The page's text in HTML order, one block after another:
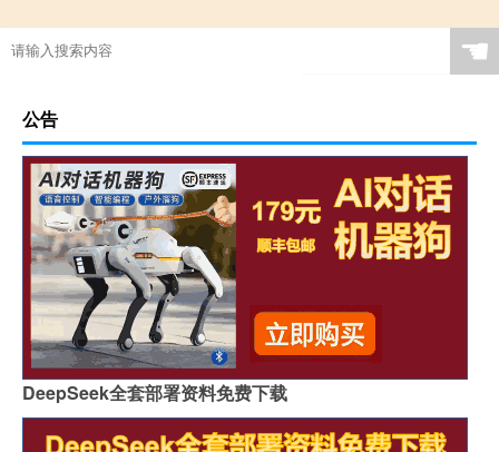
☚
公告
DeepSeek全套部署资料免费下载